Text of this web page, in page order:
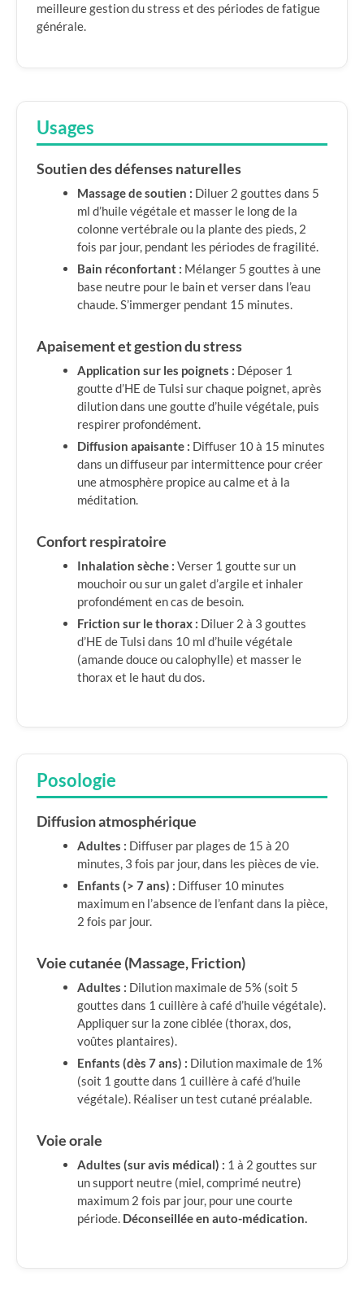
meilleure gestion du stress et des périodes de fatigue
générale.
Usages
Soutien des défenses naturelles
Massage de soutien : Diluer 2 gouttes dans 5
ml d’huile végétale et masser le long de la
colonne vertébrale ou la plante des pieds, 2
fois par jour, pendant les périodes de fragilité.
Bain réconfortant : Mélanger 5 gouttes à une
base neutre pour le bain et verser dans l’eau
chaude. S’immerger pendant 15 minutes.
Apaisement et gestion du stress
Application sur les poignets : Déposer 1
goutte d’HE de Tulsi sur chaque poignet, après
dilution dans une goutte d’huile végétale, puis
respirer profondément.
Diffusion apaisante : Diffuser 10 à 15 minutes
dans un diffuseur par intermittence pour créer
une atmosphère propice au calme et à la
méditation.
Confort respiratoire
Inhalation sèche : Verser 1 goutte sur un
mouchoir ou sur un galet d’argile et inhaler
profondément en cas de besoin.
Friction sur le thorax : Diluer 2 à 3 gouttes
d’HE de Tulsi dans 10 ml d’huile végétale
(amande douce ou calophylle) et masser le
thorax et le haut du dos.
Posologie
Diffusion atmosphérique
Adultes : Diffuser par plages de 15 à 20
minutes, 3 fois par jour, dans les pièces de vie.
Enfants (> 7 ans) : Diffuser 10 minutes
maximum en l’absence de l’enfant dans la pièce,
2 fois par jour.
Voie cutanée (Massage, Friction)
Adultes : Dilution maximale de 5% (soit 5
gouttes dans 1 cuillère à café d’huile végétale).
Appliquer sur la zone ciblée (thorax, dos,
voûtes plantaires).
Enfants (dès 7 ans) : Dilution maximale de 1%
(soit 1 goutte dans 1 cuillère à café d’huile
végétale). Réaliser un test cutané préalable.
Voie orale
Adultes (sur avis médical) : 1 à 2 gouttes sur
un support neutre (miel, comprimé neutre)
maximum 2 fois par jour, pour une courte
période. Déconseillée en auto-médication.